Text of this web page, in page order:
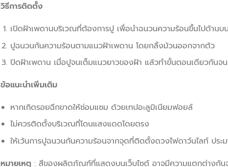
วิธีการติดตั้ง
เปิดฝ้าเพดานบริเวณที่ต้องการปู เพื่อนำฉนวนความร้อนขึ้นไปด้านบน
ปูฉนวนกันความร้อนตามแนวฝ้าเพดาน โดยกลิ้งม้วนออกจากตัว
ปิดฝ้าเพดาน เมื่อปูจนเต็มแนวยาวของฝ้า แล้วทำขั้นตอนเดียวกันจ
ข้อแนะนำเพิ่มเติม
หากเกิดรอยฉีกขาดให้ซ่อมแซม ด้วยเทปอะลูมิเนียมฟอยล์
ไม่ควรติดตั้งบริเวณที่โดนแสงแดดโดยตรง
ให้เว้นการปูฉนวนกันความร้อนจากจุดที่ติดตั้งดวงไฟดาว์นไลท์ ปร
หมายเหตุ: สีของผลิตภัณฑ์ที่แสดงบนเว็บไซต์ อาจมีความแตกต่างกัน